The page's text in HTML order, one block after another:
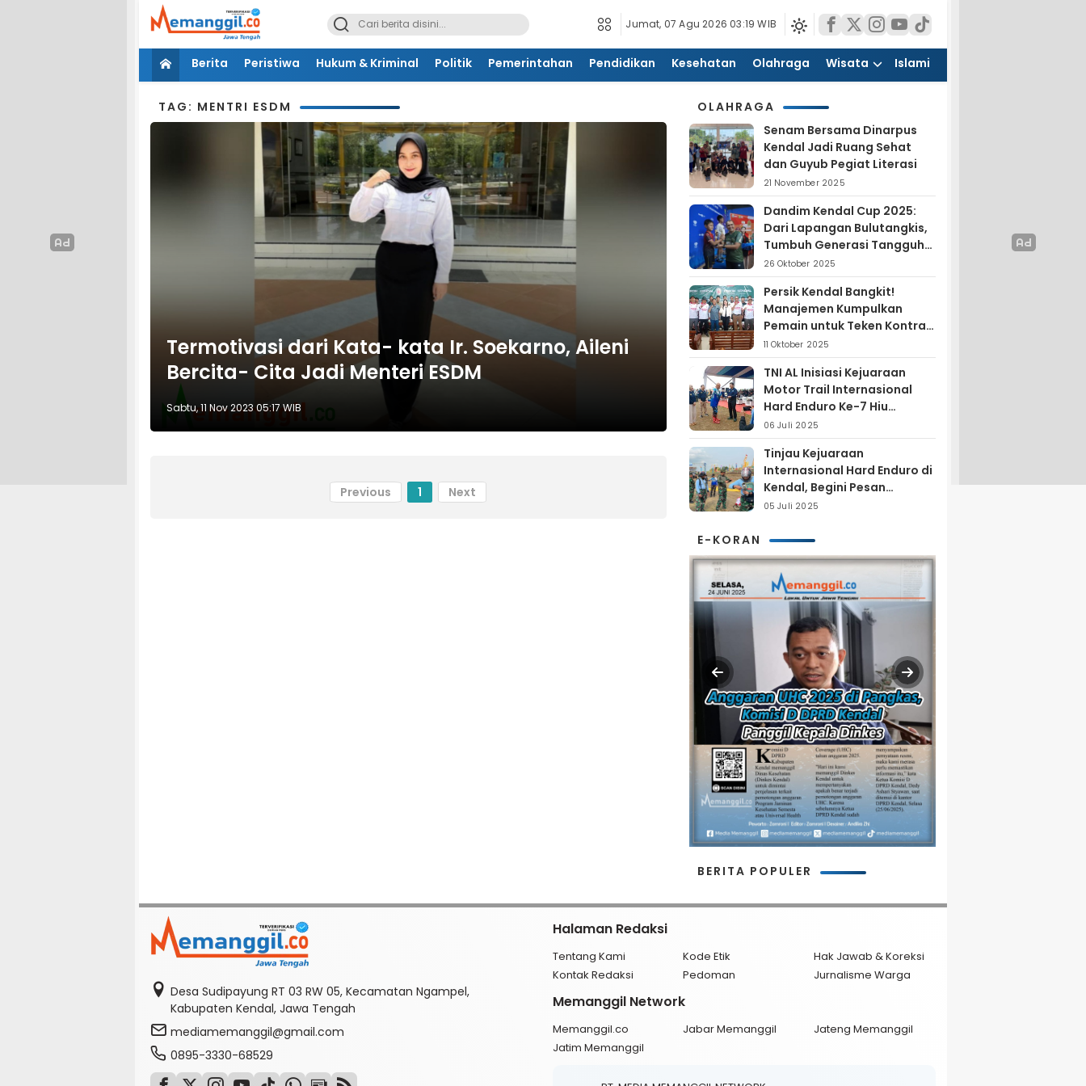
Jumat, 07 Agu 2026 03:19 WIB
Berita Peristiwa Hukum & Kriminal Politik Pemerintahan Pendidikan Kesehatan Olahraga Wisata Islami
TAG: MENTRI ESDM
Termotivasi dari Kata- kata Ir. Soekarno, Aileni
Bercita- Cita Jadi Menteri ESDM
Sabtu, 11 Nov 2023 05:17 WIB
Previous 1 Next
OLAHRAGA
Senam Bersama Dinarpus
Kendal Jadi Ruang Sehat
dan Guyub Pegiat Literasi
21 November 2025
Dandim Kendal Cup 2025:
Dari Lapangan Bulutangkis,
Tumbuh Generasi Tangguh
dan Nasionalis
26 Oktober 2025
Persik Kendal Bangkit!
Manajemen Kumpulkan
Pemain untuk Teken Kontrak
Jelang Liga 4
11 Oktober 2025
TNI AL Inisiasi Kejuaraan
Motor Trail Internasional
Hard Enduro Ke-7 Hiu
Selatan
06 Juli 2025
Tinjau Kejuaraan
Internasional Hard Enduro di
Kendal, Begini Pesan
Laksamana Pertama TNI AL
05 Juli 2025
E-KORAN
BERITA POPULER
Desa Sudipayung RT 03 RW 05, Kecamatan Ngampel,
Kabupaten Kendal, Jawa Tengah
mediamemanggil@gmail.com
0895-3330-68529
Halaman Redaksi
Tentang Kami Kode Etik
Hak Jawab & Koreksi
Kontak Redaksi
Pedoman Jurnalisme Warga
Memanggil Network
Memanggil.co Jabar Memanggil
Jateng Memanggil
Jatim Memanggil